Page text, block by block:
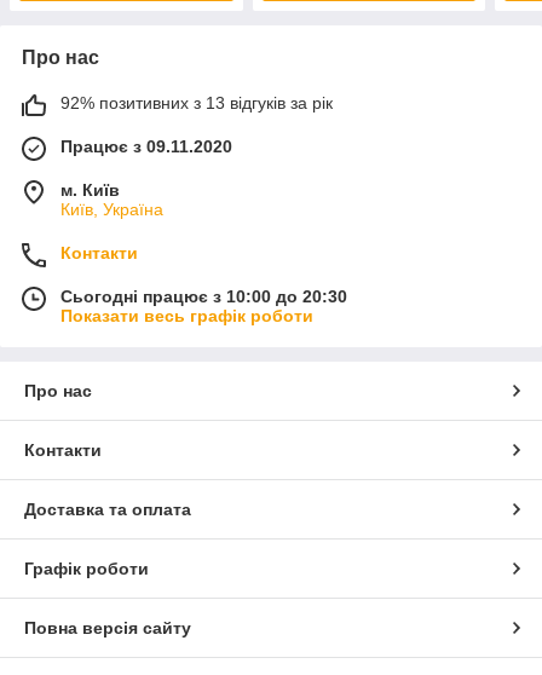
Про нас
92% позитивних з 13 відгуків за рік
Працює з 09.11.2020
м. Київ
Київ, Україна
Контакти
Сьогодні працює з 10:00 до 20:30
Показати весь графік роботи
Про нас
Контакти
Доставка та оплата
Графік роботи
Повна версія сайту